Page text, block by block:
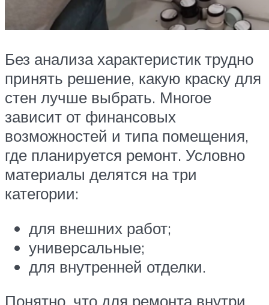
Без анализа характеристик трудно
принять решение, какую краску для
стен лучше выбрать. Многое
зависит от финансовых
возможностей и типа помещения,
где планируется ремонт. Условно
материалы делятся на три
категории:
для внешних работ;
универсальные;
для внутренней отделки.
Понятно, что для ремонта внутри